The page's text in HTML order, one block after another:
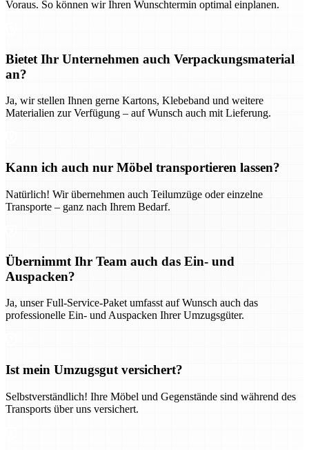
Voraus. So können wir Ihren Wunschtermin optimal einplanen.
Bietet Ihr Unternehmen auch Verpackungsmaterial
an?
Ja, wir stellen Ihnen gerne Kartons, Klebeband und weitere
Materialien zur Verfügung – auf Wunsch auch mit Lieferung.
Kann ich auch nur Möbel transportieren lassen?
Natürlich! Wir übernehmen auch Teilumzüge oder einzelne
Transporte – ganz nach Ihrem Bedarf.
Übernimmt Ihr Team auch das Ein- und
Auspacken?
Ja, unser Full-Service-Paket umfasst auf Wunsch auch das
professionelle Ein- und Auspacken Ihrer Umzugsgüter.
Ist mein Umzugsgut versichert?
Selbstverständlich! Ihre Möbel und Gegenstände sind während des
Transports über uns versichert.